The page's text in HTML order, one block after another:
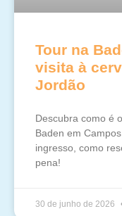
Tour na
visita à
Jordão
Descubra como é
Baden em
ingresso, como
pena!
30 de junho de 2026